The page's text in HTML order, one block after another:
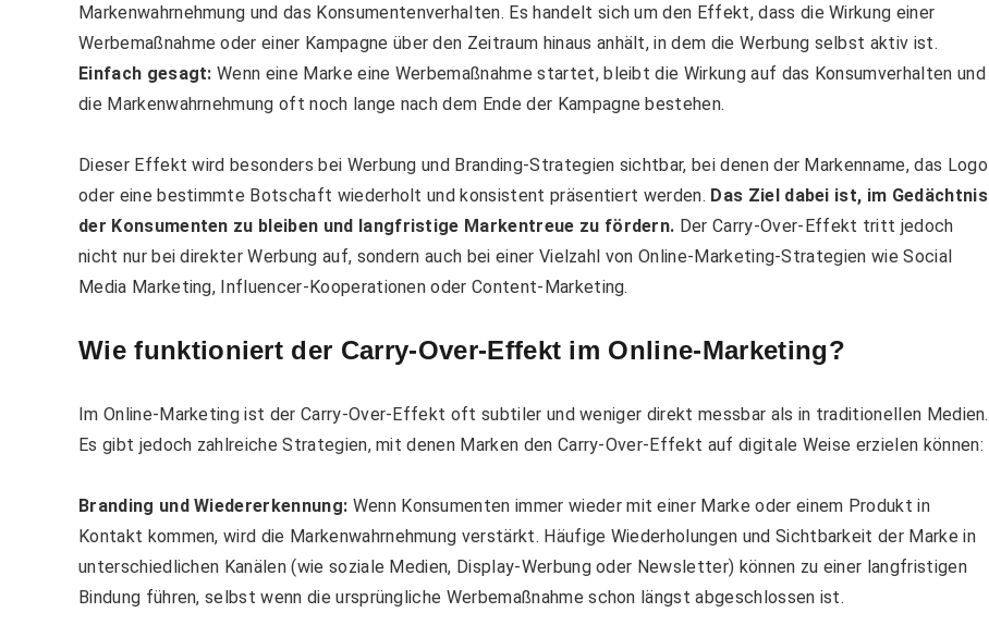
Markenwahrnehmung und das Konsumentenverhalten. Es handelt sich um den Effekt, dass die Wirkung einer
Werbemaßnahme oder einer Kampagne über den Zeitraum hinaus anhält, in dem die Werbung selbst aktiv ist.
Einfach gesagt: Wenn eine Marke eine Werbemaßnahme startet, bleibt die Wirkung auf das Konsumverhalten und
die Markenwahrnehmung oft noch lange nach dem Ende der Kampagne bestehen.
Dieser Effekt wird besonders bei Werbung und Branding-Strategien sichtbar, bei denen der Markenname, das Logo
oder eine bestimmte Botschaft wiederholt und konsistent präsentiert werden. Das Ziel dabei ist, im Gedächtnis
der Konsumenten zu bleiben und langfristige Markentreue zu fördern. Der Carry-Over-Effekt tritt jedoch
nicht nur bei direkter Werbung auf, sondern auch bei einer Vielzahl von Online-Marketing-Strategien wie Social
Media Marketing, Influencer-Kooperationen oder Content-Marketing.
Wie funktioniert der Carry-Over-Effekt im Online-Marketing?
Im Online-Marketing ist der Carry-Over-Effekt oft subtiler und weniger direkt messbar als in traditionellen Medien.
Es gibt jedoch zahlreiche Strategien, mit denen Marken den Carry-Over-Effekt auf digitale Weise erzielen können:
Branding und Wiedererkennung: Wenn Konsumenten immer wieder mit einer Marke oder einem Produkt in
Kontakt kommen, wird die Markenwahrnehmung verstärkt. Häufige Wiederholungen und Sichtbarkeit der Marke in
unterschiedlichen Kanälen (wie soziale Medien, Display-Werbung oder Newsletter) können zu einer langfristigen
Bindung führen, selbst wenn die ursprüngliche Werbemaßnahme schon längst abgeschlossen ist.